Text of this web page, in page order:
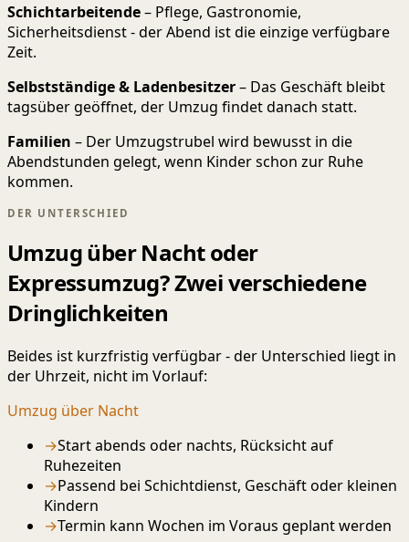
Schichtarbeitende– Pflege, Gastronomie,
Sicherheitsdienst - der Abend ist die einzige verfügbare
Zeit.
Selbstständige & Ladenbesitzer– Das Geschäft bleibt
tagsüber geöffnet, der Umzug findet danach statt.
Familien – Der Umzugstrubel wird bewusst in die
Abendstunden gelegt, wenn Kinder schon zur Ruhe
kommen.
DER UNTERSCHIED
Umzug über Nacht oder
Expressumzug? Zwei verschiedene
Dringlichkeiten
Beides ist kurzfristig verfügbar - der Unterschied liegt in
der Uhrzeit, nicht im Vorlauf:
Umzug über Nacht
→Start abends oder nachts, Rücksicht auf
Ruhezeiten
→Passend bei Schichtdienst, Geschäft oder kleinen
Kindern
→Termin kann Wochen im Voraus geplant werden